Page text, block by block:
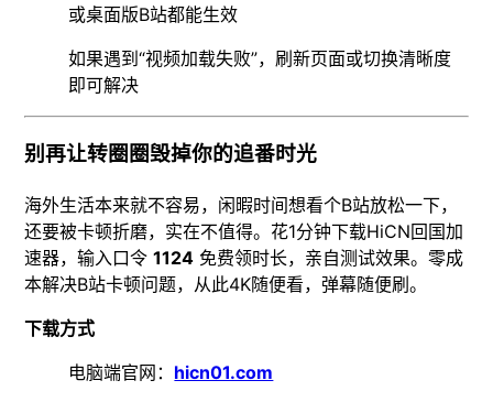
或桌面版B站都能生效
如果遇到“视频加载失败”，刷新页面或切换清晰度
即可解决
别再让转圈圈毁掉你的追番时光
海外生活本来就不容易，闲暇时间想看个B站放松一下，
还要被卡顿折磨，实在不值得。花1分钟下载HiCN回国加
速器，输入口令1124 免费领时长，亲自测试效果。零成
本解决B站卡顿问题，从此4K随便看，弹幕随便刷。
下载方式
电脑端官网： hicn01.com